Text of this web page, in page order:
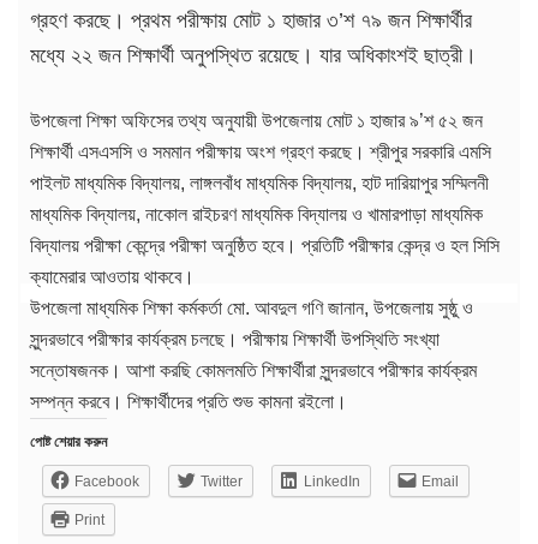
গ্রহণ করছে। প্রথম পরীক্ষায় মোট ১ হাজার ৩’শ ৭৯ জন শিক্ষার্থীর
মধ্যে ২২ জন শিক্ষার্থী অনুপস্থিত রয়েছে। যার অধিকাংশই ছাত্রী।
উপজেলা শিক্ষা অফিসের তথ্য অনুযায়ী উপজেলায় মোট ১ হাজার ৯’শ ৫২ জন
শিক্ষার্থী এসএসসি ও সমমান পরীক্ষায় অংশ গ্রহণ করছে। শ্রীপুর সরকারি এমসি
পাইলট মাধ্যমিক বিদ্যালয়, লাঙ্গলবাঁধ মাধ্যমিক বিদ্যালয়, হাট দারিয়াপুর সম্মিলনী
মাধ্যমিক বিদ্যালয়, নাকোল রাইচরণ মাধ্যমিক বিদ্যালয় ও খামারপাড়া মাধ্যমিক
বিদ্যালয় পরীক্ষা কেন্দ্রে পরীক্ষা অনুষ্ঠিত হবে। প্রতিটি পরীক্ষার কেন্দ্র ও হল সিসি
ক্যামেরার আওতায় থাকবে।
উপজেলা মাধ্যমিক শিক্ষা কর্মকর্তা মো. আবদুল গণি জানান, উপজেলায় সুষ্ঠু ও
সুন্দরভাবে পরীক্ষার কার্যক্রম চলছে। পরীক্ষায় শিক্ষার্থী উপস্থিতি সংখ্যা
সন্তোষজনক। আশা করছি কোমলমতি শিক্ষার্থীরা সুন্দরভাবে পরীক্ষার কার্যক্রম
সম্পন্ন করবে। শিক্ষার্থীদের প্রতি শুভ কামনা রইলো।
পোষ্ট শেয়ার করুন
Facebook Twitter LinkedIn Email
Print